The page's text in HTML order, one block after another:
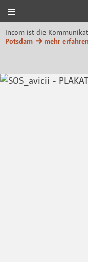
Incom ist die
Potsdam
mehr